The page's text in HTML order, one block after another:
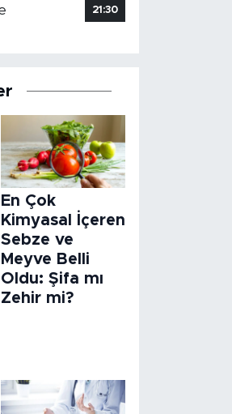
21:30
En Çok
Kimyasal İçeren
Sebze ve
Meyve Belli
Oldu: Şifa mı
Zehir mi?